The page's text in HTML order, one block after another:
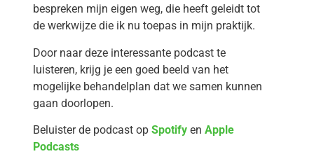
bespreken mijn eigen weg, die heeft geleidt tot
de werkwijze die ik nu toepas in mijn praktijk.
Door naar deze interessante podcast te
luisteren, krijg je een goed beeld van het
mogelijke behandelplan dat we samen kunnen
gaan doorlopen.
Beluister de podcast op Spotify en Apple
Podcasts